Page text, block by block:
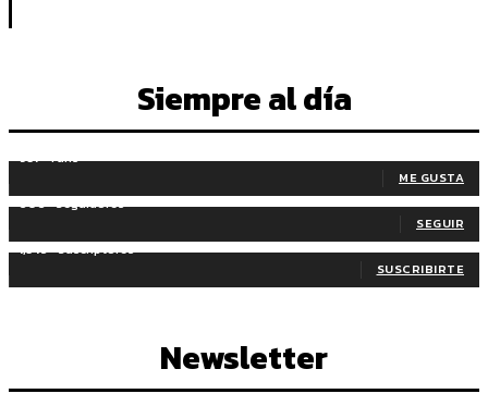
Siempre al día
937 Fans
ME GUSTA
606 Seguidores
SEGUIR
1,345 Suscriptores
SUSCRIBIRTE
Newsletter